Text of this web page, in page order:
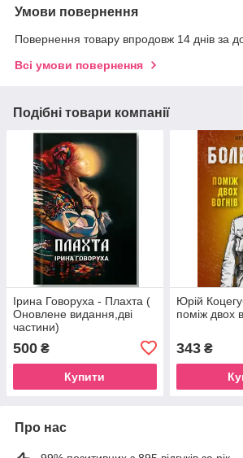
Умови повернення
Повернення товару впродовж 14 днів за
Всі умови повернення
Подібні товари компанії
Ірина Говоруха - Плахта (
Оновлене видання,дві
частини)
500 ₴
Купити
Юрій
поміж двох
343₴
Про нас